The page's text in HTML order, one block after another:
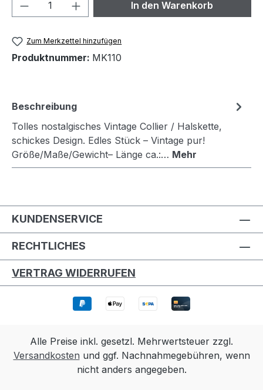
In den Warenkorb
Zum Merkzettel hinzufügen
Produktnummer: MK110
Beschreibung
Tolles nostalgisches Vintage Collier / Halskette,
schickes Design. Edles Stück – Vintage pur!
Größe/Maße/Gewicht– Länge ca.:… Mehr
KUNDENSERVICE
RECHTLICHES
VERTRAG WIDERRUFEN
Alle Preise inkl. gesetzl. Mehrwertsteuer zzgl.
Versandkosten und ggf. Nachnahmegebühren, wenn
nicht anders angegeben.